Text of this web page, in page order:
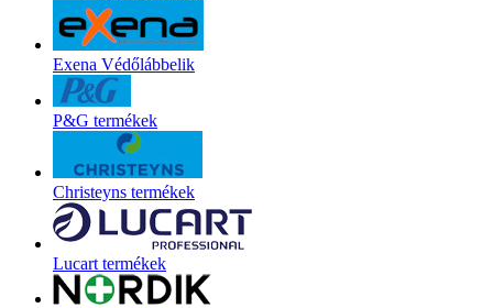
Exena Védőlábbelik
P&G termékek
Christeyns termékek
Lucart termékek